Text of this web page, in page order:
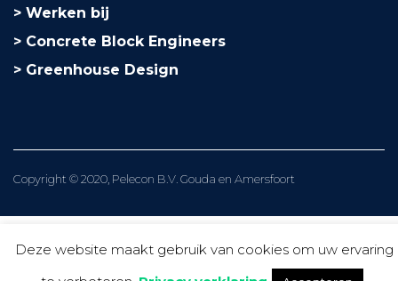
Werken bij
Concrete Block Engineers
Greenhouse Design
Copyright © 2020, Pelecon B.V. Gouda en Amersfoort
Deze website maakt gebruik van cookies om uw ervaring